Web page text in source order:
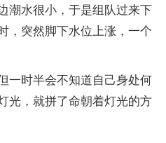
潮水很小，于是组队过来下
，突然脚下水位上涨，一个
一时半会不知道自己身处何
光，就拼了命朝着灯光的方